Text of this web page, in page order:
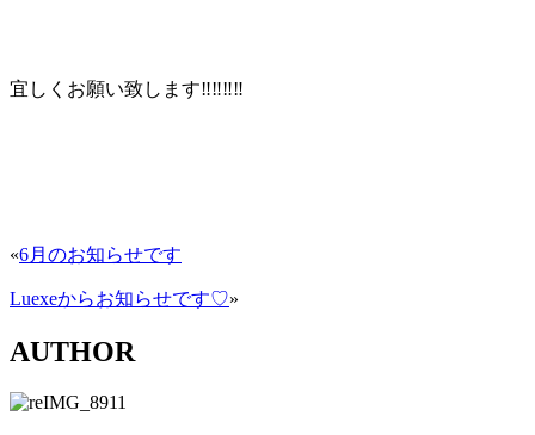
宜しくお願い致します‼︎‼︎‼︎‼︎
«6月のお知らせです
Luexeからお知らせです♡»
AUTHOR